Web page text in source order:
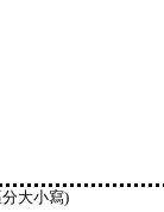
大小寫)